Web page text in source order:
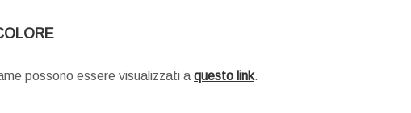
possono essere visualizzati a questo link.